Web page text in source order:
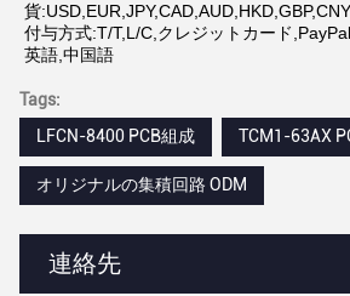
連絡先
貨:USD,EUR,JPY,CAD,AUD,HKD,GBP,CNY
付与方式:T/T,L/C,クレジットカード
英語,中国語
Tags:
LFCN-8400 PCB組成
TCM1-63AX
オリジナルの集積回路 ODM